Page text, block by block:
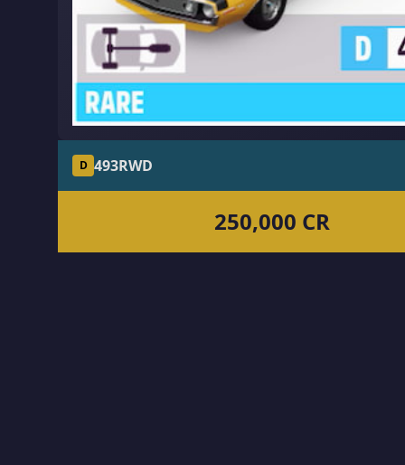
D 493RWD
250,000 CR